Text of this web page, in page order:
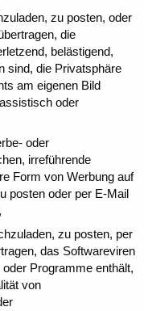
zu posten, oder
die
belästigend,
sind, die Privatsphäre
am eigenen Bild
oder
oder
irreführende
Form von Werbung auf
posten oder per E-Mail
zu posten, per
das Softwareviren
Programme enthält,
von